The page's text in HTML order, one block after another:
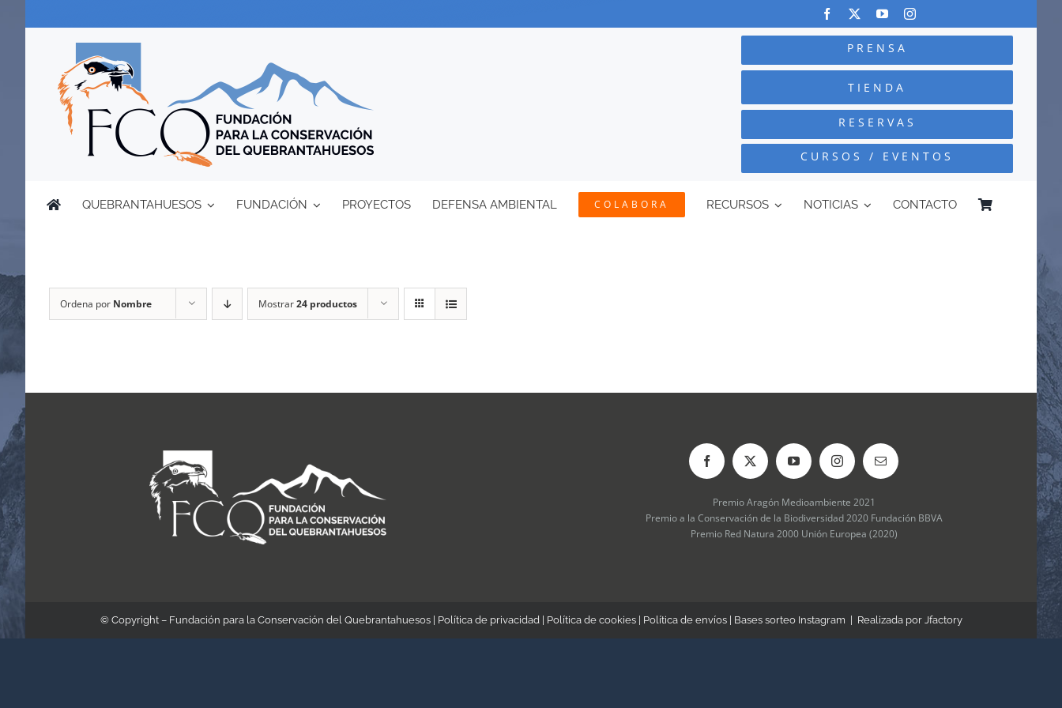
PRENSA
TIENDA
RESERVAS
CURSOS / EVENTOS
QUEBRANTAHUESOS FUNDACIÓN PROYECTOS DEFENSA AMBIENTAL COLABORA RECURSOS NOTICIAS CONTACTO
Ordena por Nombre Mostrar24 productos
Premio Aragón Medioambiente 2021
Premio a la Conservación de la Biodiversidad 2020 Fundación BBVA
Premio Red Natura 2000 Unión Europea (2020)
© Copyright – Fundación para la Conservación del Quebrantahuesos | Política de privacidad| Política de cookies| Política de envíos| Bases sorteo Instagram | Realizada por Jfactory